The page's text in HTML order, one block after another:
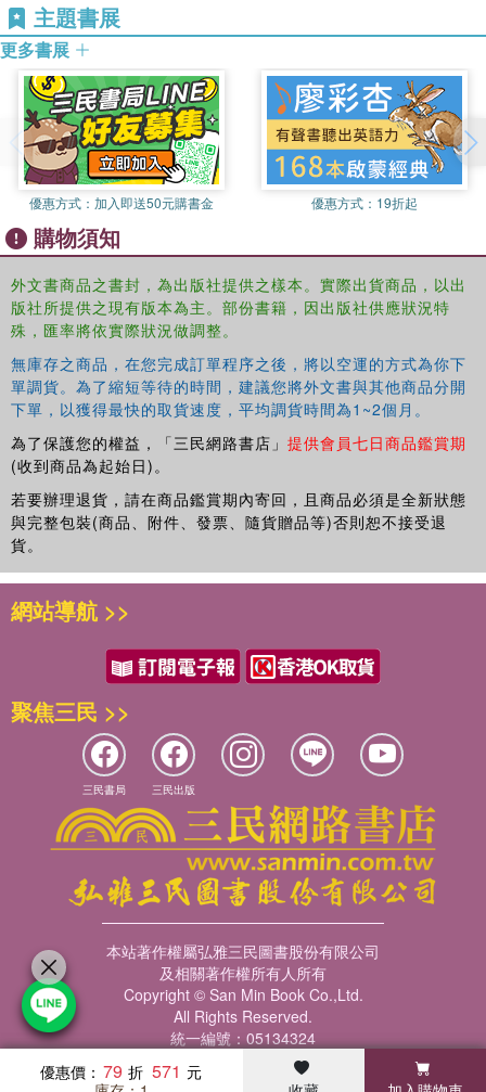
everything changes when Rory meets his very own worry
tiger.
"Try this," said the tiger. "See how quiet you can be. Tiptoe
like a tiger and tell me what you see."
Breathing deep to smell the jungle scents.
Stretching to join the monkeys high up in the trees.
Listening carefully to the creatures all around.
anyone can take to feel calm.
The Worry Tigeris a gorgeously illustrated book with a
gentle rhyme that''s a joy to read aloud and will help
children relax and speak about what might be feeding their
anxiety.
Includes a set of fun and easy mindfulness exercises at
the back of the book.
主題書展
更多書展
優惠方式： 加入即送50元購書金 優惠方式： 19折起
購物須知
外文書商品之書封，為出版社提供之樣本。實際出貨商品，以出
版社所提供之現有版本為主。部份書籍，因出版社供應狀況特
殊，匯率將依實際狀況做調整。
無庫存之商品，在您完成訂單程序之後，將以空運的方式為你下
單調貨。為了縮短等待的時間，建議您將外文書與其他商品分開
下單，以獲得最快的取貨速度，平均調貨時間為1~2個月。
為了保護您的權益，「三民網路書店」 提供會員七日商品鑑賞期
(收到商品為起始日)。
若要辦理退貨，請在商品鑑賞期內寄回，且商品必須是全新狀態
與完整包裝(商品、附件、發票、隨貨贈品等)否則恕不接受退
貨。
優惠價： 79 571
網站導航 >>
聚焦三民 >>
三民書局 三民出版
本站著作權屬弘雅三民圖書股份有限公司
及相關著作權所有人所有
Copyright © San Min Book Co.,Ltd.
All Rights Reserved.
統一編號：05134324